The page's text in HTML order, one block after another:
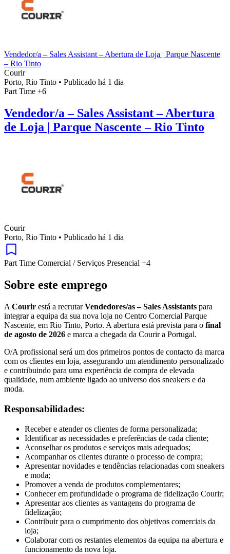
Vendedor/a – Sales Assistant – Abertura de Loja | Parque Nascente
– Rio Tinto
Courir
Porto, Rio Tinto • Publicado há 1 dia
Part Time +6
Vendedor/a – Sales Assistant – Abertura
de Loja | Parque Nascente – Rio Tinto
Courir
Porto, Rio Tinto • Publicado há 1 dia
Part Time Comercial / Serviços Presencial +4
Sobre este emprego
A Courir está a recrutarVendedores/as – Sales Assistants para
integrar a equipa da sua nova loja no Centro Comercial Parque
Nascente, em Rio Tinto, Porto. A abertura está prevista para o final
de agosto de 2026 e marca a chegada da Courir a Portugal.
O/A profissional será um dos primeiros pontos de contacto da marca
com os clientes em loja, assegurando um atendimento personalizado
e contribuindo para uma experiência de compra de elevada
qualidade, num ambiente ligado ao universo dos sneakers e da
moda.
Responsabilidades:
Receber e atender os clientes de forma personalizada;
Identificar as necessidades e preferências de cada cliente;
Aconselhar os produtos e serviços mais adequados;
Acompanhar os clientes durante o processo de compra;
Apresentar novidades e tendências relacionadas com sneakers
e moda;
Promover a venda de produtos complementares;
Conhecer em profundidade o programa de fidelização Courir;
Apresentar aos clientes as vantagens do programa de
fidelização;
Contribuir para o cumprimento dos objetivos comerciais da
loja;
Colaborar com os restantes elementos da equipa na abertura e
funcionamento da nova loja.